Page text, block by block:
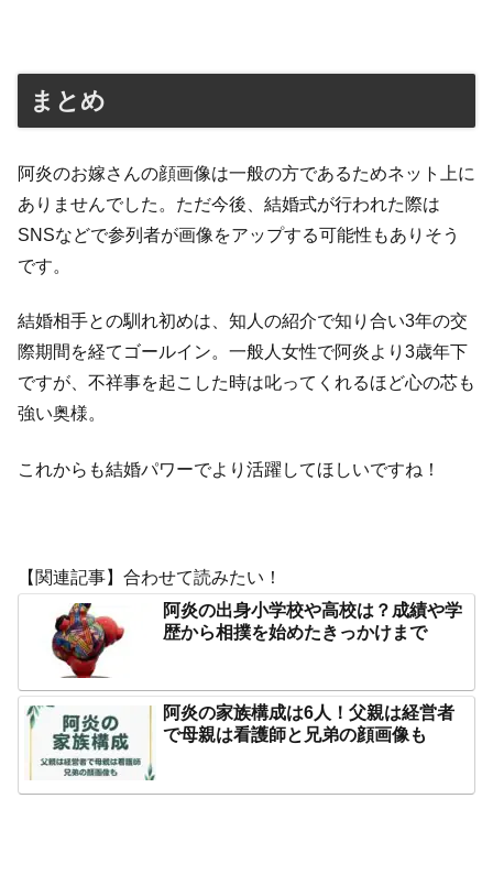
まとめ
阿炎のお嫁さんの顔画像は一般の方であるためネット上に
ありませんでした。ただ今後、結婚式が行われた際は
SNSなどで参列者が画像をアップする可能性もありそう
です。
結婚相手との馴れ初めは、知人の紹介で知り合い3年の交
際期間を経てゴールイン。一般人女性で阿炎より3歳年下
ですが、不祥事を起こした時は叱ってくれるほど心の芯も
強い奥様。
これからも結婚パワーでより活躍してほしいですね！
【関連記事】合わせて読みたい！
阿炎の出身小学校や高校は？成績や学
歴から相撲を始めたきっかけまで
阿炎の家族構成は6人！父親は経営者
で母親は看護師と兄弟の顔画像も